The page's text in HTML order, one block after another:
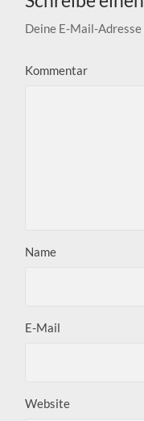
Deine E-Mail-
Kommentar
Name
E-Mail
Website